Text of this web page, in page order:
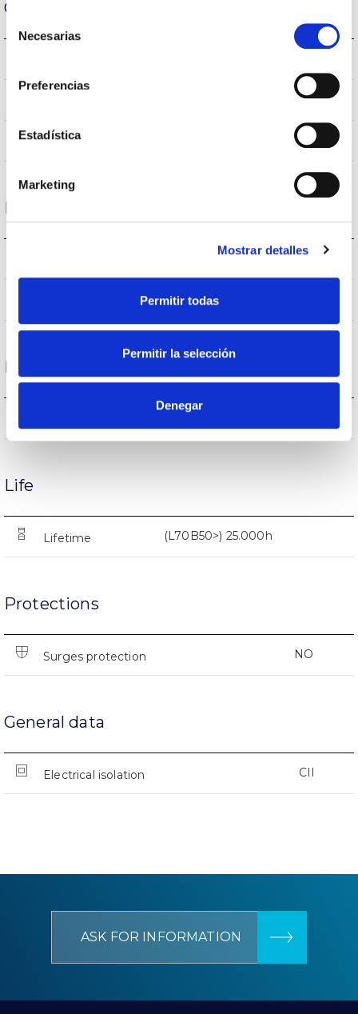
de Necesarias
Preferencias
Estadística
Marketing
Mostrar detalles
Permitir todas
Permitir la selección
Denegar
Optical data
>80
Opening angle 120
Housing and Finish
IP54
Performance
Life
Lifetime (L70B50>) 25.000h
Protections
Surges protection NO
General data
Electrical isolation CII
ASK FOR INFORMATION